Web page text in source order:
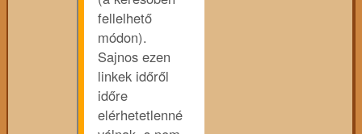
fellelhető
módon).
Sajnos ezen
linkek időről
időre
elérhetetlenné